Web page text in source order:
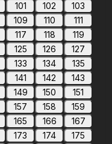
101 102
103
109 110
111
117 118
119
125 126
127
133 134
135
141 142
143
149 150
151
157 158
159
165 166
167
173 174
175